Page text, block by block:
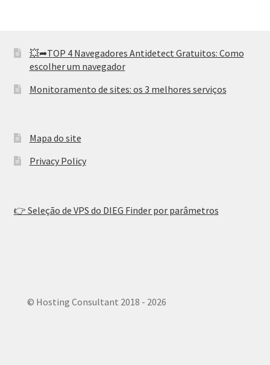
💥➦TOP 4 Navegadores Antidetect Gratuitos: Como
escolher um navegador
Monitoramento de sites: os 3 melhores serviços
Mapa do site
Privacy Policy
👉 Seleção de VPS do DIEG Finder por parâmetros
© Hosting Consultant 2018 - 2026